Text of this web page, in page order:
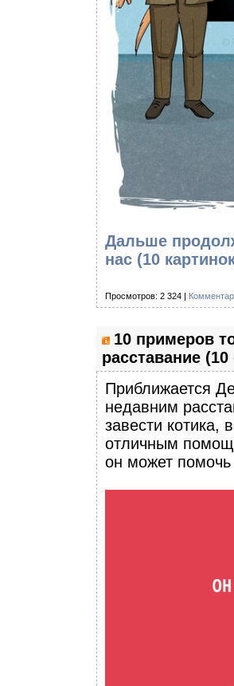
Дальше
нас (10
Просмотров: 2 324 |
10 примеров
расставание
Приближается
недавним
завести котика,
отличным
он может